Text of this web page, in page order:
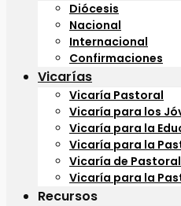
Diócesis
Nacional
Internacional
Confirmaciones
Vicarías
Vicaría Pastoral
Vicaría para los
Vicaría para la
Vicaría para la
Vicaría de
Vicaría para la
Recursos